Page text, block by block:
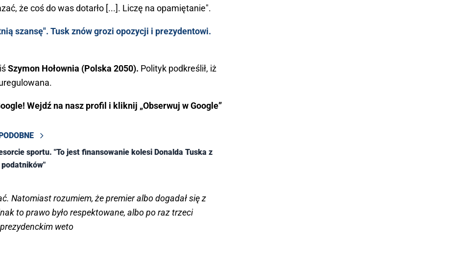
że coś do was dotarło [...]. Liczę na opamiętanie".
szansę". Tusk znów grozi opozycji i prezydentowi.
Szymon Hołownia (Polska 2050). Polityk podkreślił, iż
Wejdź na nasz profil i kliknij „Obserwuj w Google”
sportu. "To jest finansowanie kolesi Donalda Tuska z
Natomiast rozumiem, że premier albo dogadał się z
to prawo było respektowane, albo po raz trzeci
weto